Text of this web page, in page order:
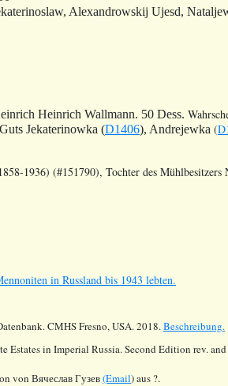
Alexandrowskij Ujesd,
Heinrich Wallmann. 50 Dess.
Jekaterinowka (D1406), Andrejewka (
1936) (#151790), Tochter des
in Russland bis 1943 lebten.
CMHS Fresno, USA. 2018.Beschreibung.
Estates in Imperial Russia. Second Edition rev.
von Вячеслав Гузев(Email) aus ?.